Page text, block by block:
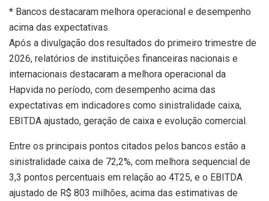
* Bancos destacaram melhora operacional e desempenho
acima das expectativas.
Após a divulgação dos resultados do primeiro trimestre de
2026, relatórios de instituições financeiras nacionais e
internacionais destacaram a melhora operacional da
Hapvida no período, com desempenho acima das
expectativas em indicadores como sinistralidade caixa,
EBITDA ajustado, geração de caixa e evolução comercial.
Entre os principais pontos citados pelos bancos estão a
sinistralidade caixa de 72,2%, com melhora sequencial de
3,3 pontos percentuais em relação ao 4T25, e o EBITDA
ajustado de R$ 803 milhões, acima das estimativas de